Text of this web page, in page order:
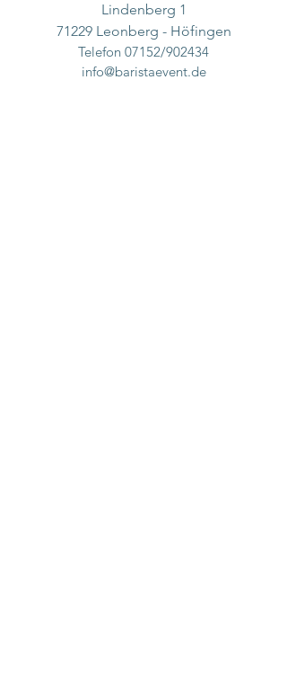
Lindenberg 1
71229 Leonberg - Höfingen
Telefon 07152/902434
info@baristaevent.de